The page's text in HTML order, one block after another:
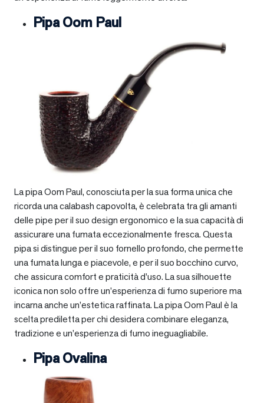
Pipa Oom Paul
La pipa Oom Paul, conosciuta per la sua forma unica che
ricorda una calabash capovolta, è celebrata tra gli amanti
delle pipe per il suo design ergonomico e la sua capacità di
assicurare una fumata eccezionalmente fresca. Questa
pipa si distingue per il suo fornello profondo, che permette
una fumata lunga e piacevole, e per il suo bocchino curvo,
che assicura comfort e praticità d’uso. La sua silhouette
iconica non solo offre un’esperienza di fumo superiore ma
incarna anche un’estetica raffinata. La pipa Oom Paul è la
scelta prediletta per chi desidera combinare eleganza,
tradizione e un’esperienza di fumo ineguagliabile.
Pipa Ovalina